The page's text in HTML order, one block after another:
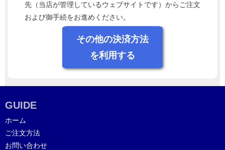
先（当店が管理しているウェブサイトです）からご注文
および御手続をお進めください。
その他の決済方法
を利用する
GUIDE
ホーム
ご注文方法
お問い合わせ